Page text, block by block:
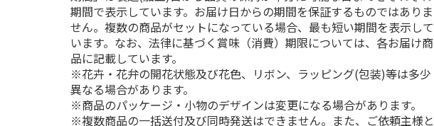
期間で表示しています。お届け日からの期間を保証するものではありま
せん。複数の商品がセットになっている場合、最も短い期間を表示して
います。なお、法律に基づく賞味（消費）期限については、各お届け商
品に記載しています。
※花卉・花弁の開花状態及び花色、リボン、ラッピング(包装)等は多少
異なる場合があります。
※商品のパッケージ・小物のデザインは変更になる場合があります。
※複数商品の一括送付及び同時発送はできません。また、ご依頼主様と